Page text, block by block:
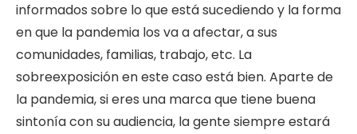
informados sobre lo que está sucediendo y la forma
en que la pandemia los va a afectar, a sus
comunidades, familias, trabajo, etc. La
sobreexposición en este caso está bien. Aparte de
la pandemia, si eres una marca que tiene buena
sintonía con su audiencia, la gente siempre estará